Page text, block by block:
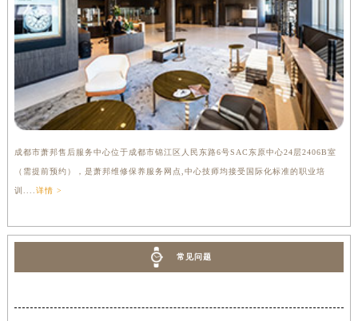
成都市萧邦售后服务中心位于成都市锦江区人民东路6号SAC东原中心24层2406B室
（需提前预约），是萧邦维修保养服务网点,中心技师均接受国际化标准的职业培
训.... 详情 >
常见问题